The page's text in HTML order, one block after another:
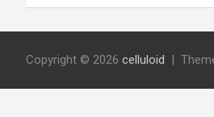
Copyright © 2026 celluloid